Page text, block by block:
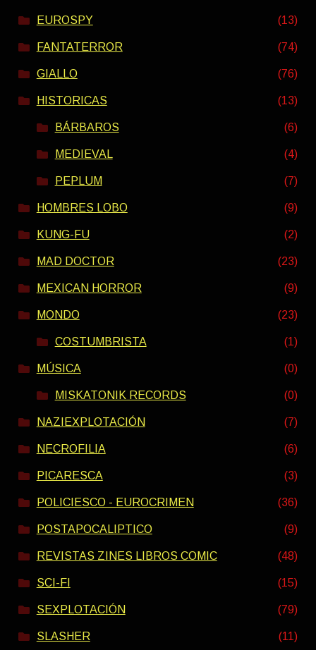
EUROSPY (13)
FANTATERROR (74)
GIALLO (76)
HISTORICAS (13)
BÁRBAROS (6)
MEDIEVAL (4)
PEPLUM (7)
HOMBRES LOBO (9)
KUNG-FU (2)
MAD DOCTOR (23)
MEXICAN HORROR (9)
MONDO (23)
COSTUMBRISTA (1)
MÚSICA (0)
MISKATONIK RECORDS (0)
NAZIEXPLOTACIÓN (7)
NECROFILIA (6)
PICARESCA (3)
POLICIESCO - EUROCRIMEN (36)
POSTAPOCALIPTICO (9)
REVISTAS ZINES LIBROS COMIC (48)
SCI-FI (15)
SEXPLOTACIÓN (79)
SLASHER (11)